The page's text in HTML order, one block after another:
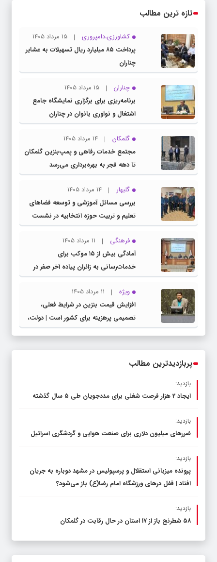
تازه ترین مطالب
کشاورزی،دامپروری
15 مرداد 1405
پرداخت ۸۵ میلیارد ریال تسهیلات به عشایر
چناران
چناران
15 مرداد 1405
برنامه‌ریزی برای برگزاری نمایشگاه جامع
اشتغال و نوآوری بانوان در چناران
گلمکان
14 مرداد 1405
مجتمع خدمات رفاهی و پمپ‌بنزین گلمکان
تا دهه فجر به بهره‌برداری می‌رسد
گلبهار
14 مرداد 1405
بررسی مسائل آموزشی و توسعه فضاهای
تعلیم و تربیت حوزه انتخابیه در نشست
مشترک عضو کمیسیون آموزش مجلس با
مدیرکل آموزش و پرورش خراسان رضوی
فرهنگی
11 مرداد 1405
آمادگی بیش از ۱۵ موکب برای
خدمات‌رسانی به زائران پیاده آخر صفر در
شهرستان چناران
ویژه
11 مرداد 1405
افزایش قیمت بنزین در شرایط فعلی،
تصمیمی پرهزینه برای کشور است | دولت،
قاچاق سوخت و عوامل اصلی ناترازی را
پربازدیدترین مطالب
بازدید:
ایجاد 2 هزار فرصت شغلی برای مددجویان طی ۵ سال گذشته
بازدید:
ضررهای میلیون دلاری برای صنعت هوایی و گردشگری اسرائیل
بازدید:
پرونده میزبانی استقلال و پرسپولیس در مشهد دوباره به جریان
افتاد | قفل در‌های ورزشگاه امام رضا(ع) باز می‌شود؟
بازدید:
۵۸ شطرنج‌ باز از ۱۷ استان در حال رقابت در گلمکان